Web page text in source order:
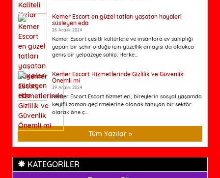
Kemer Escort en güzel tatları yaşatan hayaleri
süsleyen eda
26 Aralık 2024
Kemer Escort çeşitli kültürlere ve insanlara ev sahipliği
yapan bir şehir olduğu için güzellik anlayışı da oldukça
geniş bir yelpazeye sahip. Herke...
Kemer Escort Hizmetlerinde Gizlilik ve Güvenlik
Önemli mi
29 Aralık 2024
Kemer Escort Escort hizmetleri, bireylerin sosyal yaşamda
keyifli zaman geçirmelerine olanak tanıyan bir sektör
olarak öne ç...
Tüm Yazılar »
KATEGORİLER